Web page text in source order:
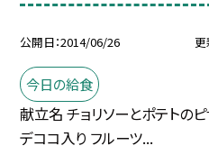
公開日 2014/06/26 更
今日の給食
献立名 チョリソーとポテトの
デココ入り フルーツ...